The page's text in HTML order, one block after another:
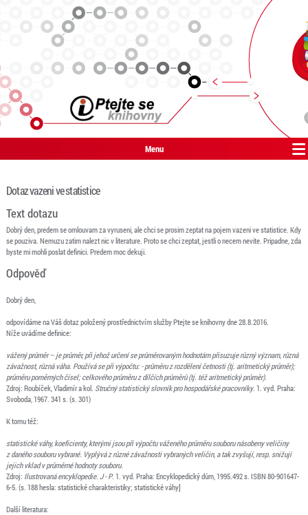
Menu
Dotaz vazeni ve statistice
Text dotazu
Dobrý den, predem se omlouvam za vyruseni, ale chci se prosim zeptat na pojem vazeni ve statistice. Kdy
se pouziva. Nemuzu zatim nalezt nic v literature. Proto se chci zeptat, jestli o necem nevite. Pripadne, zda
byste mi mohli poslat definici. Predem moc dekuji.
Odpověď
Dobrý den,
odpovídáme na Váš dotaz položený prostřednictvím služby Ptejte se knihovny dne 28.8.2016.
Níže uvádíme definice:
vážený průměr – je průměr, při jehož určení se průměrovaným hodnotám přisuzuje různý význam, různá
závažnost, různá váha. Používá se při výpočtu: - průměru z rozdělení četnosti (tj. aritmetický průměr);
průměru poměrných čísel; celkového průměru z dílčích průměrů (tj. též aritmetický průměr).
Zdroj: Roubíček, Vladimír a kol. Stručný statistický slovník pro hospodářské pracovníky. 1. vyd. Praha:
Svoboda, 1967. 341 s. (s. 301)
K tomu též:
statistické váhy, koeficienty, kterými jsou při výpočtu váženého průměru souboru násobeny veličiny
z daného souboru vybrané. Vyplývá z různé závažnosti vybraných veličin, a tak zvyšují, resp. snižují
jejich vklad v průměrné hodnoty souboru.
Zdroj: Ilustrovaná encyklopedie. J - P. 1. vyd. Praha: Encyklopedický dům, 1995.492 s. ISBN 80-901647-
6-5. (s. 188 hesla: statistické charakteristiky; statistické váhy]
Další literatura: